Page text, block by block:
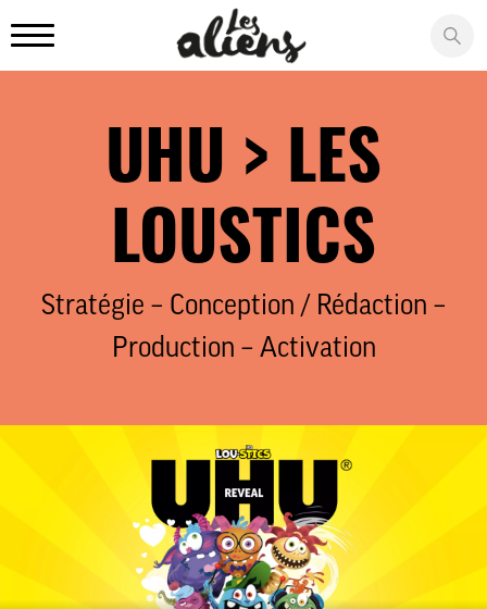
UHU > LES
LOUSTICS
Stratégie – Conception / Rédaction –
Production – Activation